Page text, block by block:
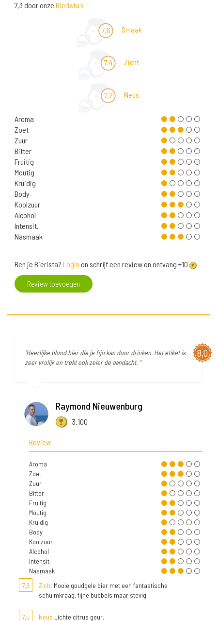
7,3 door onze Bierista's
7,6 Smaak
7,4 Zicht
7,2 Neus
Aroma
Zoet
Zuur
Bitter
Fruitig
Moutig
Kruidig
Body
Koolzuur
Alcohol
Intensit.
Nasmaak
Ben je Bierista? Login en schrijf een review en ontvang +10
Review toevoegen
8,0
"Heerlijke blond bier die je fijn kan door drinken. Het etiket is
zeer vrolijk en trekt ook zeler de aandacht. "
Raymond Nieuwenburg
3.100
Review
Aroma
Zoet
Zuur
Bitter
Fruitig
Moutig
Kruidig
Body
Koolzuur
Alcohol
Intensit.
Nasmaak
7,9
Zicht Mooie goudgele bier met een fantastische
schuimkraag, fijne bubbels maar stevig.
7,5 Neus Lichte citrus geur.